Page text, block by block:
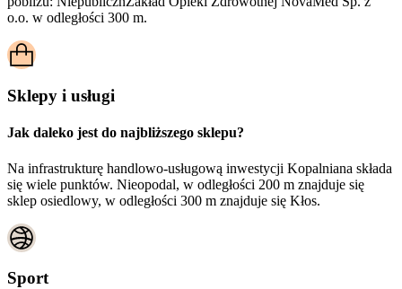
o.o. w odległości 300 m.
Sklepy i usługi
Jak daleko jest do najbliższego sklepu?
Na infrastrukturę handlowo-usługową inwestycji Kopalniana składa
się wiele punktów. Nieopodal, w odległości 200 m znajduje się
sklep osiedlowy, w odległości 300 m znajduje się Kłos.
Sport